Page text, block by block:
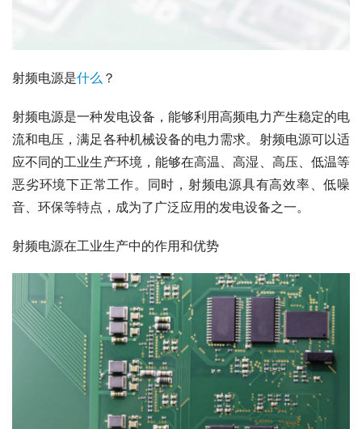
射频电源是什么 ？
射频电源是一种发电设备，能够利用高频电力产生稳定的电
流和电压，满足各种机械设备的电力需求。射频电源可以适
应不同的工业生产环境，能够在高温、高湿、高压、低温等
恶劣环境下正常工作。同时，射频电源具有高效率、低噪
音、环保等特点，成为了广泛应用的发电设备之一。
射频电源在工业生产中的作用和优势